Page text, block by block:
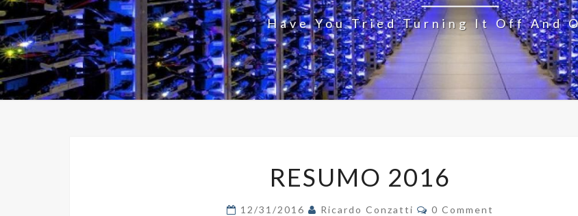
Have You Tried Turning It Off And
2016
RESUMO 2016
12/31/2016 Ricardo Conzatti Comments
0 Comment